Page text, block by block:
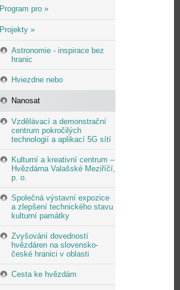
Program pro »
Projekty »
Astronomie - inspirace bez
hranic
Hviezdne nebo
Nanosat
Vzdělávací a demonstrační
centrum pokročilých
technologií a aplikací 5G sítí
Kulturní a kreativní centrum –
Hvězdárna Valašské Meziříčí,
p. o.
Společná výstavní expozice
a zlepšení technického stavu
kulturní památky
Zvyšování dovedností
hvězdáren na slovensko-
české hranici v oblasti
Cesta ke hvězdám